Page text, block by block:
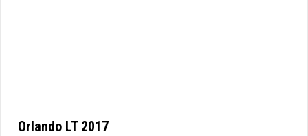
Orlando LT 2017